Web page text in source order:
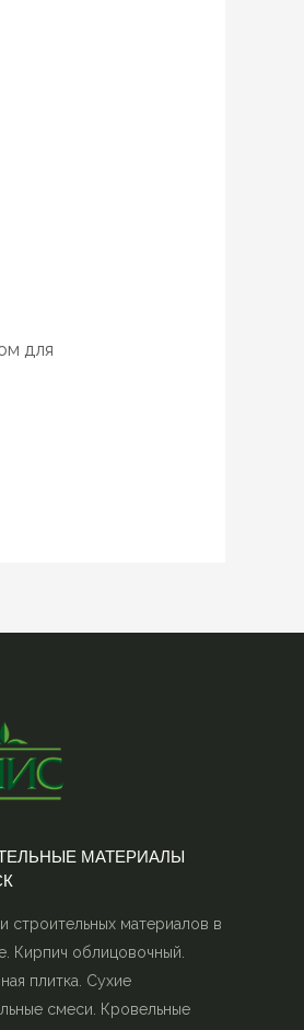
для
МАТЕРИАЛЫ
строительных материалов в
Кирпич облицовочный.
плитка. Сухие
смеси. Кровельные